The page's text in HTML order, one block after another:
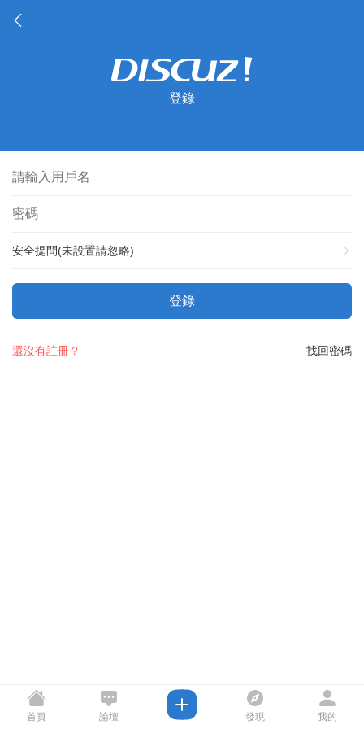
登錄
安全提問(未設置請忽略)
登錄
找回密碼
還沒有註冊？
首頁 論壇 發現 我的